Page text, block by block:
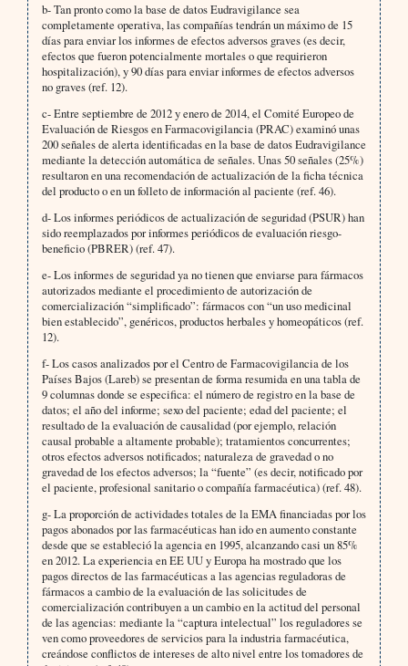
b- Tan pronto como la base de datos Eudravigilance sea
completamente operativa, las compañías tendrán un máximo de 15
días para enviar los informes de efectos adversos graves (es decir,
efectos que fueron potencialmente mortales o que requirieron
hospitalización), y 90 días para enviar informes de efectos adversos
no graves (ref. 12).
c- Entre septiembre de 2012 y enero de 2014, el Comité Europeo de
Evaluación de Riesgos en Farmacovigilancia (PRAC) examinó unas
200 señales de alerta identificadas en la base de datos Eudravigilance
mediante la detección automática de señales. Unas 50 señales (25%)
resultaron en una recomendación de actualización de la ficha técnica
del producto o en un folleto de información al paciente (ref. 46).
d- Los informes periódicos de actualización de seguridad (PSUR) han
sido reemplazados por informes periódicos de evaluación riesgo-
beneficio (PBRER) (ref. 47).
e- Los informes de seguridad ya no tienen que enviarse para fármacos
autorizados mediante el procedimiento de autorización de
comercialización “simplificado”: fármacos con “un uso medicinal
bien establecido”, genéricos, productos herbales y homeopáticos (ref.
12).
f- Los casos analizados por el Centro de Farmacovigilancia de los
Países Bajos (Lareb) se presentan de forma resumida en una tabla de
9 columnas donde se especifica: el número de registro en la base de
datos; el año del informe; sexo del paciente; edad del paciente; el
resultado de la evaluación de causalidad (por ejemplo, relación
causal probable a altamente probable); tratamientos concurrentes;
otros efectos adversos notificados; naturaleza de gravedad o no
gravedad de los efectos adversos; la “fuente” (es decir, notificado por
el paciente, profesional sanitario o compañía farmacéutica) (ref. 48).
g- La proporción de actividades totales de la EMA financiadas por los
pagos abonados por las farmacéuticas han ido en aumento constante
desde que se estableció la agencia en 1995, alcanzando casi un 85%
en 2012. La experiencia en EE UU y Europa ha mostrado que los
pagos directos de las farmacéuticas a las agencias reguladoras de
fármacos a cambio de la evaluación de las solicitudes de
comercialización contribuyen a un cambio en la actitud del personal
de las agencias: mediante la “captura intelectual” los reguladores se
ven como proveedores de servicios para la industria farmacéutica,
creándose conflictos de intereses de alto nivel entre los tomadores de